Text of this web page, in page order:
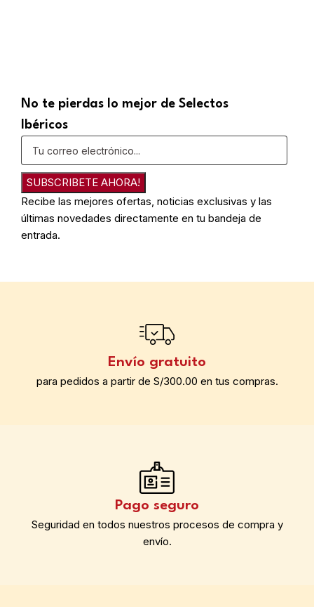
No te pierdas lo mejor de Selectos
Ibéricos
SUBSCRIBETE AHORA!
Recibe las mejores ofertas, noticias exclusivas y las
últimas novedades directamente en tu bandeja de
entrada.
Envío gratuito
para pedidos a partir de S/300.00 en tus compras.
Pago seguro
Seguridad en todos nuestros procesos de compra y
envío.